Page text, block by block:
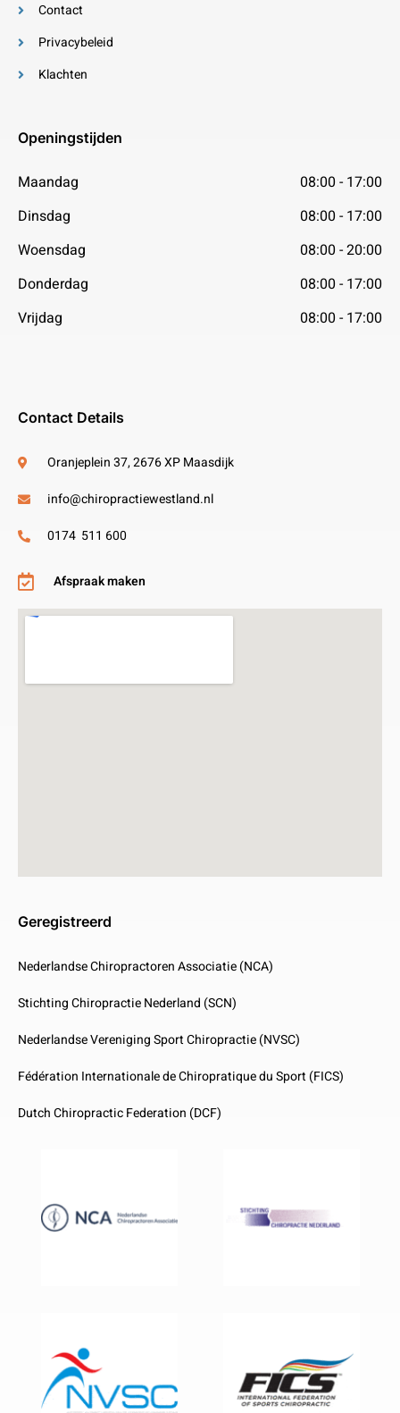
Contact
Privacybeleid
Klachten
Openingstijden
Maandag
08:00 - 17:00
Dinsdag
08:00 - 17:00
Woensdag
08:00 - 20:00
Donderdag
08:00 - 17:00
Vrijdag
08:00 - 17:00
Contact Details
Oranjeplein 37, 2676 XP Maasdijk
info@chiropractiewestland.nl
0174 511 600
Afspraak maken
Geregistreerd
Nederlandse Chiropractoren Associatie (NCA)
Stichting Chiropractie Nederland (SCN)
Nederlandse Vereniging Sport Chiropractie (NVSC)
Fédération Internationale de Chiropratique du Sport (FICS)
Dutch Chiropractic Federation (DCF)